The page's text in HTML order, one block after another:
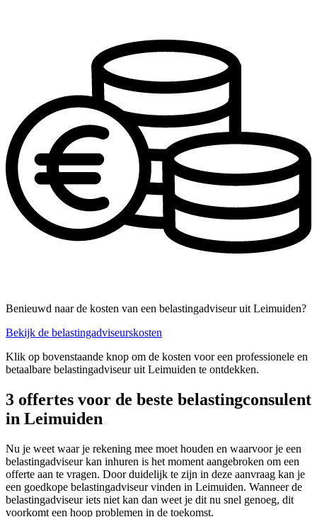
Benieuwd naar de kosten van een belastingadviseur uit Leimuiden?
Bekijk de belastingadviseurskosten
Klik op bovenstaande knop om de kosten voor een professionele en
betaalbare belastingadviseur uit Leimuiden te ontdekken.
3 offertes voor de beste belastingconsulent
in Leimuiden
Nu je weet waar je rekening mee moet houden en waarvoor je een
belastingadviseur kan inhuren is het moment aangebroken om een
offerte aan te vragen. Door duidelijk te zijn in deze aanvraag kan je
een goedkope belastingadviseur vinden in Leimuiden. Wanneer de
belastingadviseur iets niet kan dan weet je dit nu snel genoeg, dit
voorkomt een hoop problemen in de toekomst.